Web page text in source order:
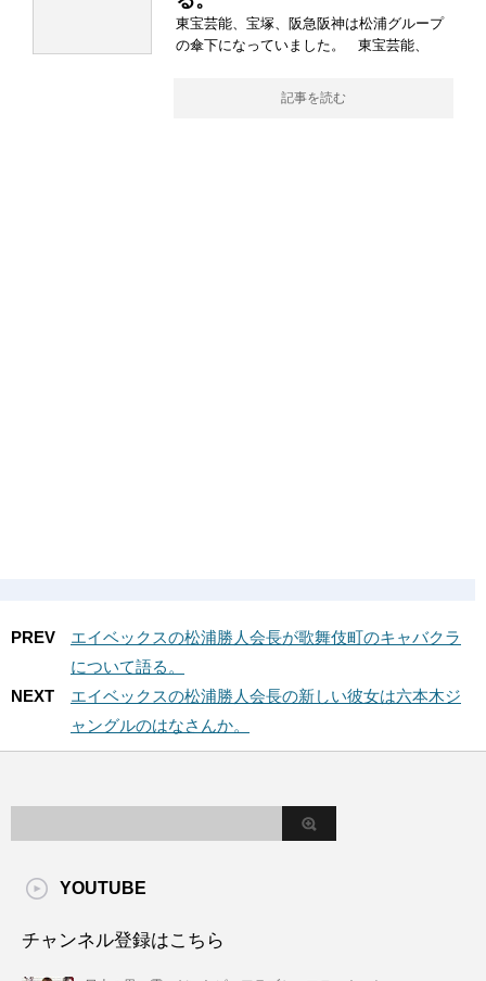
東宝芸能、宝塚、阪急阪神は松浦グループ
の傘下になっていました。 東宝芸能、
記事を読む
PREV
エイベックスの松浦勝人会長が歌舞伎町のキャバクラ
について語る。
NEXT
エイベックスの松浦勝人会長の新しい彼女は六本木ジ
ャングルのはなさんか。
YOUTUBE
チャンネル登録はこちら